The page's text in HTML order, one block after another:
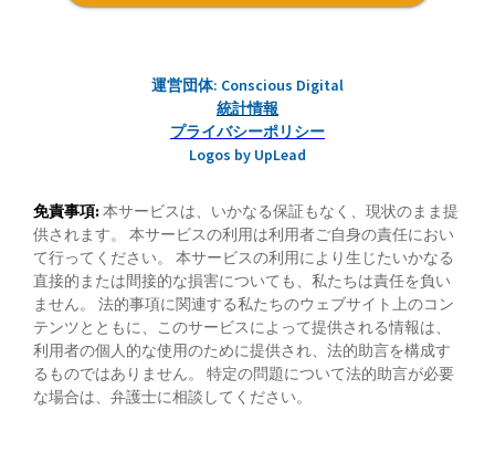
運営団体: Conscious Digital
統計情報
プライバシーポリシー
Logos by UpLead
免責事項: 本サービスは、いかなる保証もなく、現状のまま提
供されます。 本サービスの利用は利用者ご自身の責任におい
て行ってください。 本サービスの利用により生じたいかなる
直接的または間接的な損害についても、私たちは責任を負い
ません。 法的事項に関連する私たちのウェブサイト上のコン
テンツとともに、このサービスによって提供される情報は、
利用者の個人的な使用のために提供され、法的助言を構成す
るものではありません。 特定の問題について法的助言が必要
な場合は、弁護士に相談してください。